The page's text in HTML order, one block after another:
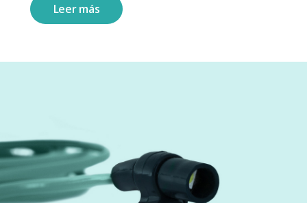
Leer más